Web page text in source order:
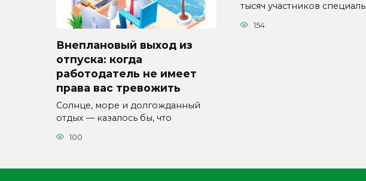
Внеплановый выход из
отпуска: когда
работодатель не имеет
права вас тревожить
Солнце, море и долгожданный
отдых — казалось бы, что
100
тысяч участников
154